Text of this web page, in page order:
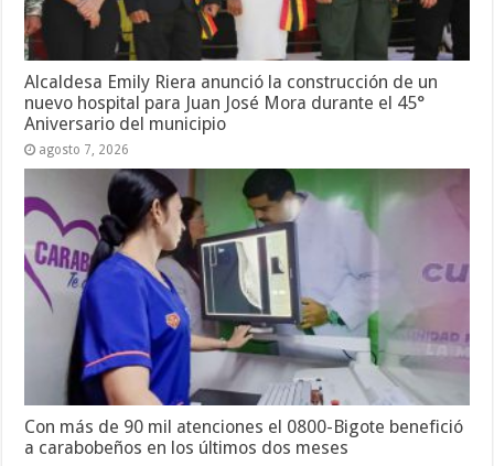
Alcaldesa Emily Riera anunció la construcción de un
nuevo hospital para Juan José Mora durante el 45°
Aniversario del municipio
agosto 7, 2026
Con más de 90 mil atenciones el 0800-Bigote benefició
a carabobeños en los últimos dos meses